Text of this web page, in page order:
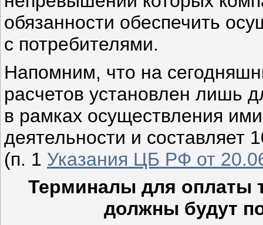
обязанности обеспечить
с потребителями.
Напомним, что на
расчетов установлен лишь
в рамках осуществления
деятельности и составляет
(п. 1 ­ Указания ЦБ РФ от
Терминалы для оплаты
должны будут